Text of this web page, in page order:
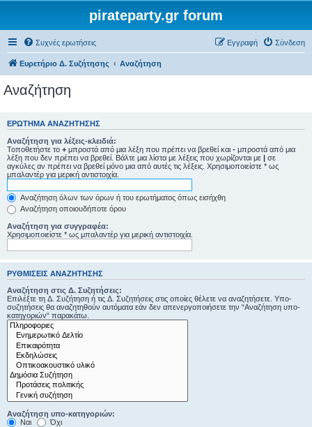
pirateparty.gr forum
Συχνές ερωτήσεις Σύνδεση
Εγγραφή
Ευρετήριο Δ. Συζήτησης Αναζήτηση
Αναζήτηση
ΕΡΏΤΗΜΑ ΑΝΑΖΉΤΗΣΗΣ
Αναζήτηση για λέξεις-κλειδιά:
Τοποθετήστε το + μπροστά από μια λέξη που πρέπει να βρεθεί και - μπροστά από μια
λέξη που δεν πρέπει να βρεθεί. Βάλτε μια λίστα με λέξεις που χωρίζονται με | σε
αγκύλες αν πρέπει να βρεθεί μόνο μια από αυτές τις λέξεις. Χρησιμοποιείστε * ως
μπαλαντέρ για μερική αντιστοιχία.
Αναζήτηση όλων των όρων ή του ερωτήματος όπως εισήχθη
Αναζήτηση οποιουδήποτε όρου
Αναζήτηση για συγγραφέα:
Χρησιμοποιείστε * ως μπαλαντέρ για μερική αντιστοιχία.
ΡΥΘΜΊΣΕΙΣ ΑΝΑΖΉΤΗΣΗΣ
Αναζήτηση στις Δ. Συζητήσεις:
Επιλέξτε τη Δ. Συζήτηση ή τις Δ. Συζητήσεις στις οποίες θέλετε να αναζητήσετε. Υπο-
συζητήσεις θα αναζητηθούν αυτόματα εάν δεν απενεργοποιήσετε την “Αναζήτηση υπο-
κατηγοριών“ παρακάτω.
Αναζήτηση υπο-κατηγοριών:
Ναι
Όχι